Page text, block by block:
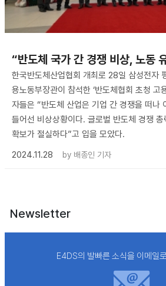
“반도체 국가 간 경쟁 비상, 노동
한국반도체산업협회 개최로 28일 삼성전자
용노동부장관이 참석한 ‘반도체협회 초청 고
자들은 “반도체 산업은 기업 간 경쟁을 떠나
들어선 비상상황이다. 글로벌 반도체 경쟁
확보가 절실하다”고 입을 모았다.
2024.11.28
by 배종인 기자
Newsletter
E4DS의 발빠른 소식을 이메일